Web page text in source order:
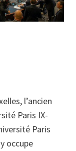
l’ancien
Paris IX-
Paris
occupe